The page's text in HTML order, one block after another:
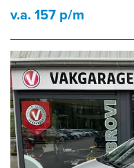
v.a. 157 p/m